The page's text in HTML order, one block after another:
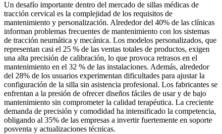
Un desafío importante dentro del mercado de sillas médicas de
tracción cervical es la complejidad de los requisitos de
mantenimiento y personalización. Alrededor del 40% de las clínicas
informan problemas frecuentes de mantenimiento con los sistemas
de tracción neumática y mecánica. Los modelos personalizados, que
representan casi el 25 % de las ventas totales de productos, exigen
una alta precisión de calibración, lo que provoca retrasos en el
mantenimiento en el 32 % de las instalaciones. Además, alrededor
del 28% de los usuarios experimentan dificultades para ajustar la
configuración de la silla sin asistencia profesional. Los fabricantes se
enfrentan a la presión de ofrecer diseños fáciles de usar y de bajo
mantenimiento sin comprometer la calidad terapéutica. La creciente
demanda de precisión y comodidad ha intensificado la competencia,
obligando al 35% de las empresas a invertir fuertemente en soporte
posventa y actualizaciones técnicas.